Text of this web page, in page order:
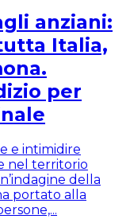
anziani:
Italia,
per
e intimidire
nel territorio
della
portato alla